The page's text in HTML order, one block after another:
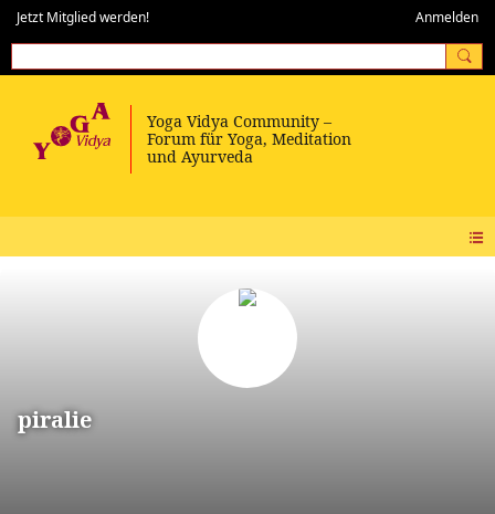
Jetzt Mitglied werden! Anmelden
piralie